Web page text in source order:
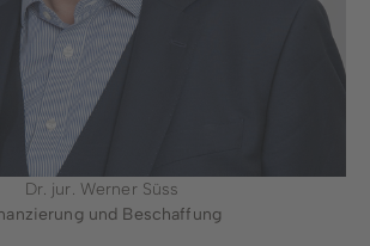
Dr. jur. Werner Süss
und Beschaffung